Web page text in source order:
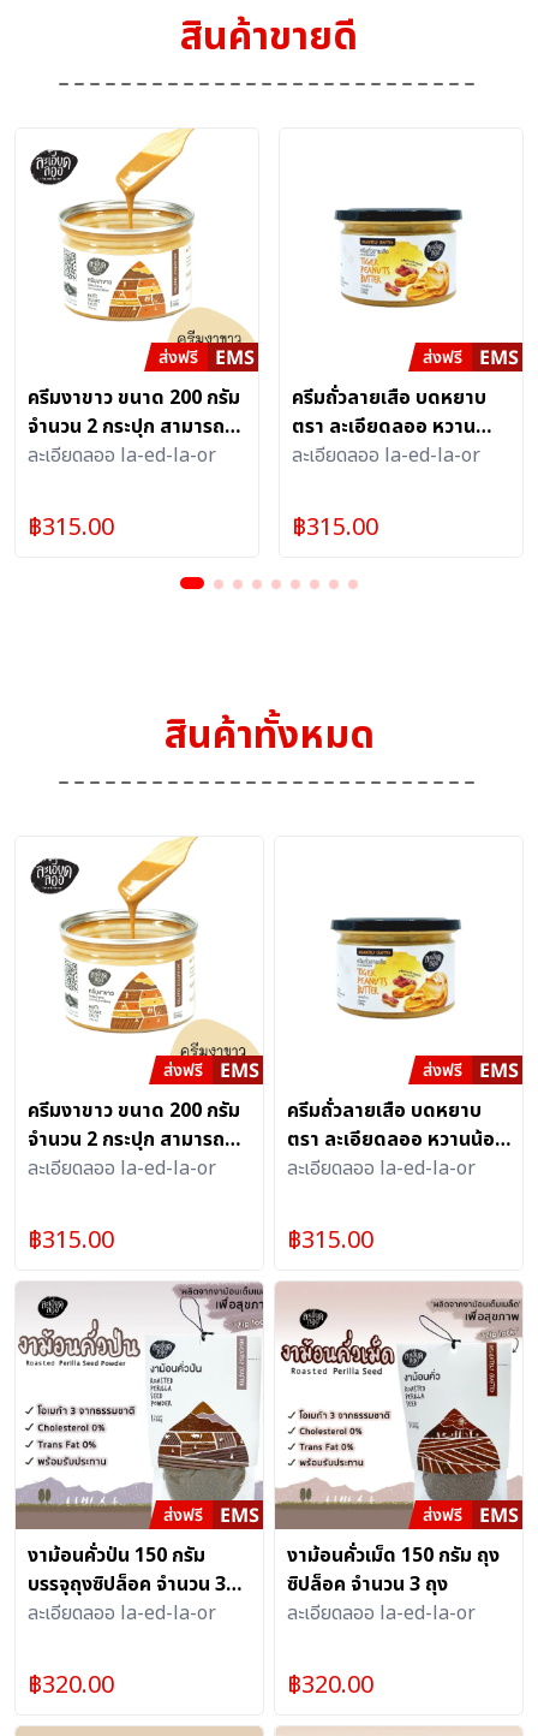
สินค้าขายดี
ครีมงาขาว ขนาด 200 กรัม
จำนวน 2 กระปุก สามารถนำ
ไปทานคู่กับขนมปังหรือใส่
ละเอียดลออ la-ed-la-or
฿315.00
ครีมถั่วลายเสือ บดหยาบ
ตรา ละเอียดลออ หวาน
น้อยตามธรรมชาติ (200
ละเอียดลออ la-ed-la-or
฿315.00
สินค้าทั้งหมด
ครีมงาขาว ขนาด 200 กรัม
จำนวน 2 กระปุก สามารถนำ
ไปทานคู่กับขนมปังหรือใส่ใน
ละเอียดลออ la-ed-la-or
฿315.00
ครีมถั่วลายเสือ บดหยาบ
ตรา ละเอียดลออ หวานน้อย
ตามธรรมชาติ (200 กรัม / 2
ละเอียดลออ la-ed-la-or
฿315.00
งาม้อนคั่วป่น 150 กรัม
บรรจุถุงซิปล็อค จำนวน 3
ถุง
ละเอียดลออ la-ed-la-or
฿320.00
งาม้อนคั่วเม็ด 150 กรัม ถุง
ซิปล็อค จำนวน 3 ถุง
ละเอียดลออ la-ed-la-or
฿320.00